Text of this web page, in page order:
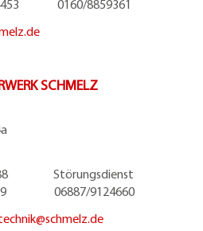
0160/8859361
SCHMELZ
Störungsdienst
06887/9124660
schmelz.de